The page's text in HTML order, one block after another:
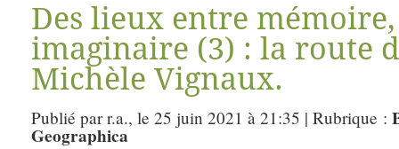
Des lieux entre
imaginaire (3) : la route
Michèle Vignaux.
Publié par r.a., le 25 juin 2021 à 21:35 | Rubrique :
Geographica